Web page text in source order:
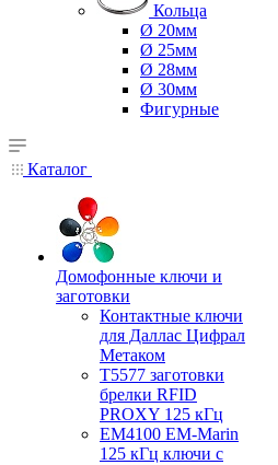
Кольца
Ø 20мм
Ø 25мм
Ø 28мм
Ø 30мм
Фигурные
Каталог
Домофонные ключи и
заготовки
Контактные ключи
для Даллас Цифрал
Метаком
T5577 заготовки
брелки RFID
PROXY 125 кГц
EM4100 EM-Marin
125 кГц ключи с